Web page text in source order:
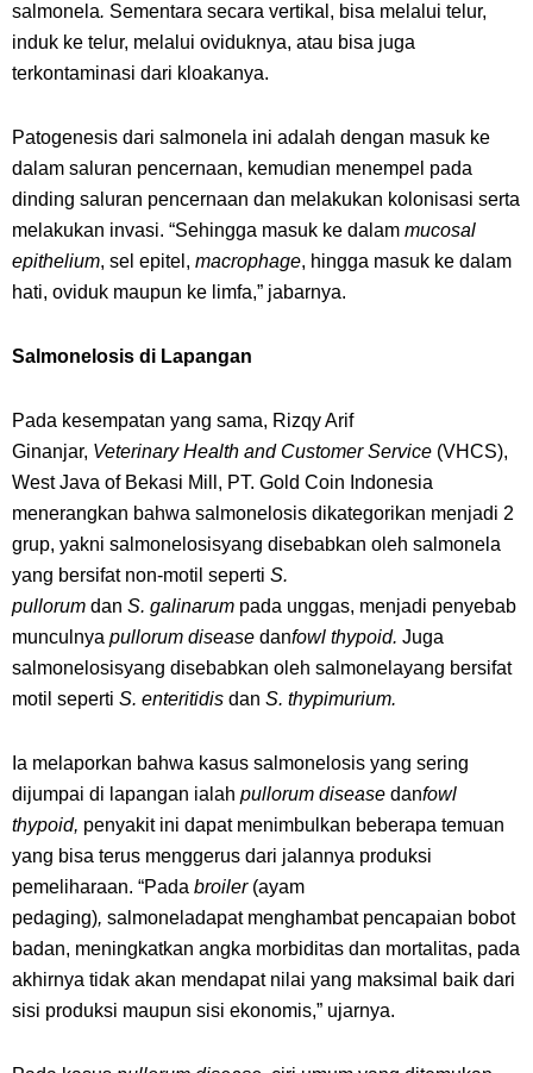
salmonela. Sementara secara vertikal, bisa melalui telur,
induk ke telur, melalui oviduknya, atau bisa juga
terkontaminasi dari kloakanya.
Patogenesis dari salmonela ini adalah dengan masuk ke
dalam saluran pencernaan, kemudian menempel pada
dinding saluran pencernaan dan melakukan kolonisasi serta
melakukan invasi. “Sehingga masuk ke dalam mucosal
epithelium, sel epitel, macrophage, hingga masuk ke dalam
hati, oviduk maupun ke limfa,” jabarnya.
Salmonelosis di Lapangan
Pada kesempatan yang sama, Rizqy Arif
Ginanjar, Veterinary Health and Customer Service (VHCS),
West Java of Bekasi Mill, PT. Gold Coin Indonesia
menerangkan bahwa salmonelosis dikategorikan menjadi 2
grup, yakni salmonelosisyang disebabkan oleh salmonela
yang bersifat non-motil seperti S.
pullorum dan S. galinarum pada unggas, menjadi penyebab
munculnya pullorum disease danfowl thypoid. Juga
salmonelosisyang disebabkan oleh salmonelayang bersifat
motil seperti S. enteritidis dan S. thypimurium.
Ia melaporkan bahwa kasus salmonelosis yang sering
dijumpai di lapangan ialah pullorum disease danfowl
thypoid, penyakit ini dapat menimbulkan beberapa temuan
yang bisa terus menggerus dari jalannya produksi
pemeliharaan. “Pada broiler (ayam
pedaging), salmoneladapat menghambat pencapaian bobot
badan, meningkatkan angka morbiditas dan mortalitas, pada
akhirnya tidak akan mendapat nilai yang maksimal baik dari
sisi produksi maupun sisi ekonomis,” ujarnya.